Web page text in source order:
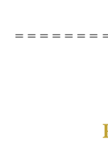
＝＝＝＝＝＝＝